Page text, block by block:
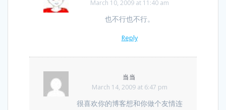
March 10, 2009 at 11:40 am
也不行也不行。
Reply
当当
March 14, 2009 at 6:47 pm
很喜欢你的博客想和你做个友情连